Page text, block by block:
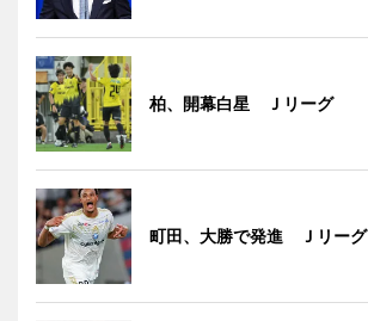
柏、開幕白星 Ｊリーグ
町田、大勝で発進 Ｊリーグ